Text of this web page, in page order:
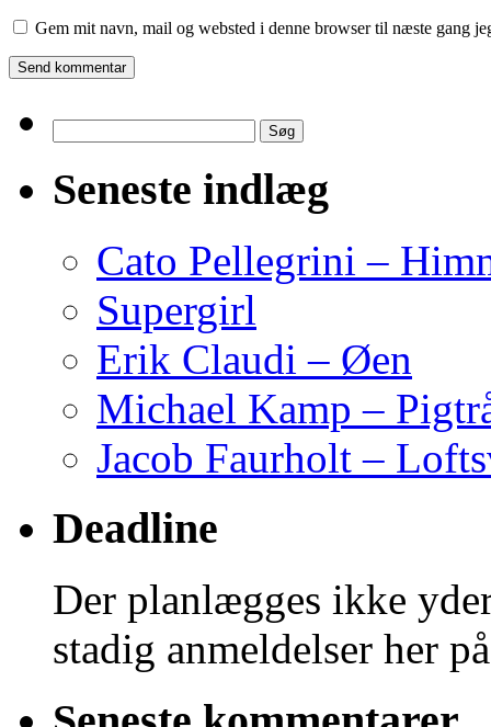
Gem mit navn, mail og websted i denne browser til næste gang
efter:
Seneste indlæg
Cato Pellegrini –
Supergirl
Erik Claudi – Øen
Michael Kamp –
Jacob Faurholt –
Deadline
Der planlægges ikke
stadig anmeldelser her